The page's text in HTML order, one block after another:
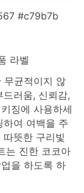
#c79b7b
라벨
무균적이지 않
러움, 신뢰감,
징에 사용하세
하여 여백을 주
뜻한 구리빛
는 진한 코코아
을 하도록 하